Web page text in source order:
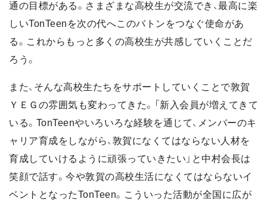
通の目標がある。さまざまな高校生が交流でき、最高に楽
しいTonTeenを次の代へこのバトンをつなぐ使命があ
る。これからもっと多くの高校生が共感していくことだ
ろう。
また、そんな高校生たちをサポートしていくことで敦賀
ＹＥＧの雰囲気も変わってきた。「新入会員が増えてきて
いる。TonTeenやいろいろな経験を通じて、メンバーのキ
ャリア育成をしながら、敦賀になくてはならない人材を
育成していけるように頑張っていきたい」と中村会長は
笑顔で話す。今や敦賀の高校生活になくてはならないイ
ベントとなったTonTeen。こういった活動が全国に広が